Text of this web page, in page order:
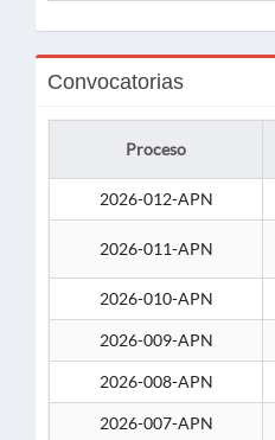
Convocatorias
Proceso
2026-012-APN
2026-011-APN
2026-010-APN
2026-009-APN
2026-008-APN
2026-007-APN